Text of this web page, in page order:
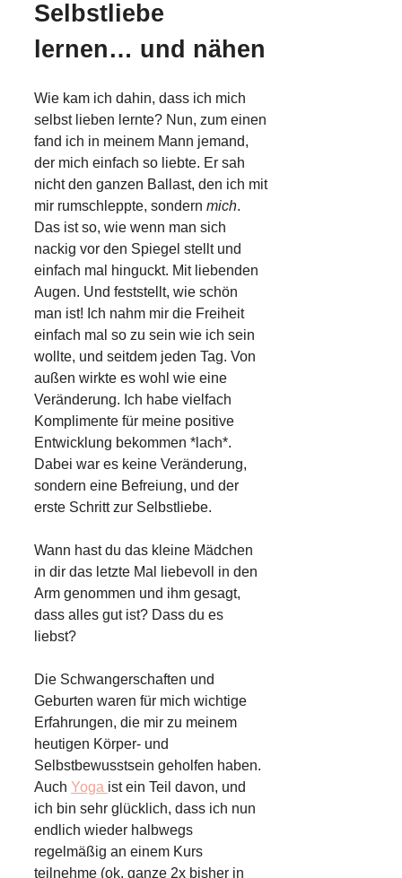
Selbstliebe
lernen… und nähen
Wie kam ich dahin, dass ich mich
selbst lieben lernte? Nun, zum einen
fand ich in meinem Mann jemand,
der mich einfach so liebte. Er sah
nicht den ganzen Ballast, den ich mit
mir rumschleppte, sondern mich.
Das ist so, wie wenn man sich
nackig vor den Spiegel stellt und
einfach mal hinguckt. Mit liebenden
Augen. Und feststellt, wie schön
man ist! Ich nahm mir die Freiheit
einfach mal so zu sein wie ich sein
wollte, und seitdem jeden Tag. Von
außen wirkte es wohl wie eine
Veränderung. Ich habe vielfach
Komplimente für meine positive
Entwicklung bekommen *lach*.
Dabei war es keine Veränderung,
sondern eine Befreiung, und der
erste Schritt zur Selbstliebe.
Wann hast du das kleine Mädchen
in dir das letzte Mal liebevoll in den
Arm genommen und ihm gesagt,
dass alles gut ist? Dass du es
liebst?
Die Schwangerschaften und
Geburten waren für mich wichtige
Erfahrungen, die mir zu meinem
heutigen Körper- und
Selbstbewusstsein geholfen haben.
Auch Yoga ist ein Teil davon, und
ich bin sehr glücklich, dass ich nun
endlich wieder halbwegs
regelmäßig an einem Kurs
teilnehme (ok, ganze 2x bisher in